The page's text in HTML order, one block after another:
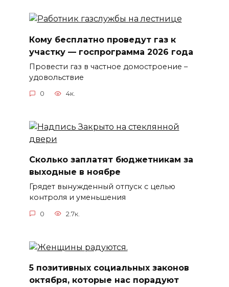
Кому бесплатно проведут газ к
участку — госпрограмма 2026 года
Провести газ в частное домостроение –
удовольствие
0 4к.
Сколько заплатят бюджетникам за
выходные в ноябре
Грядет вынужденный отпуск с целью
контроля и уменьшения
0 2.7к.
5 позитивных социальных законов
октября, которые нас порадуют